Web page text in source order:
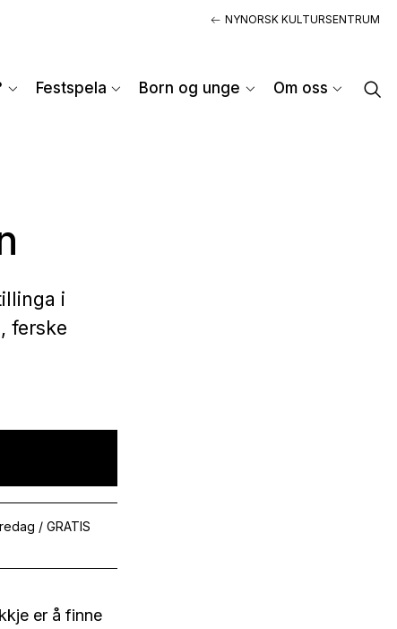
NYNORSK KULTURSENTRUM
Festspela Born og unge Om oss
i
ferske
/ GRATIS
er å finne